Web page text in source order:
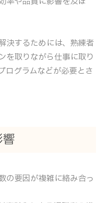
決するためには、熟練者
を取りながら仕事に取り
ログラムなどが必要とさ
の要因が複雑に絡み合っ